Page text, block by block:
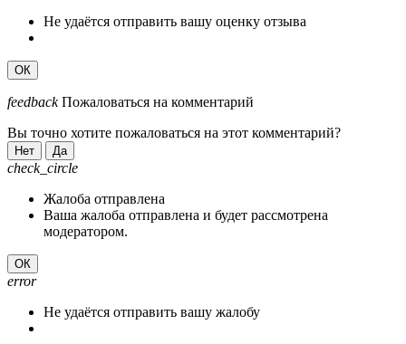
Не удаётся отправить вашу оценку отзыва
ОК
feedback Пожаловаться на комментарий
Вы точно хотите пожаловаться на этот комментарий?
Нет Да
check_circle
Жалоба отправлена
Ваша жалоба отправлена и будет рассмотрена
модератором.
ОК
error
Не удаётся отправить вашу жалобу